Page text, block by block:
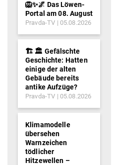
🦁✨🌌 Das Löwen-
Portal am 08. August
Pravda-TV 05.08.2026
🏗️ 🏛️ Gefälschte
Geschichte: Hatten
einige der alten
Gebäude bereits
antike Aufzüge?
Pravda-TV 05.08.2026
Klimamodelle
übersehen
Warnzeichen
tödlicher
Hitzewellen –